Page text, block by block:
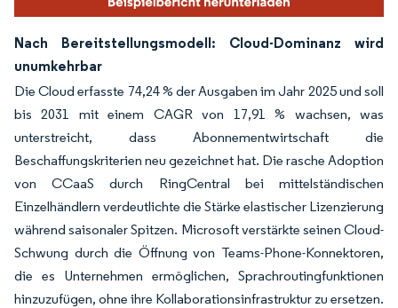
Nach Bereitstellungsmodell: Cloud-Dominanz wird
unumkehrbar
Die Cloud erfasste 74,24 % der Ausgaben im Jahr 2025 und soll
bis 2031 mit einem CAGR von 17,91 % wachsen, was
unterstreicht, dass Abonnementwirtschaft die
Beschaffungskriterien neu gezeichnet hat. Die rasche Adoption
von CCaaS durch RingCentral bei mittelständischen
Einzelhändlern verdeutlichte die Stärke elastischer Lizenzierung
während saisonaler Spitzen. Microsoft verstärkte seinen Cloud-
Schwung durch die Öffnung von Teams-Phone-Konnektoren,
die es Unternehmen ermöglichen, Sprachroutingfunktionen
hinzuzufügen, ohne ihre Kollaborationsinfrastruktur zu ersetzen.